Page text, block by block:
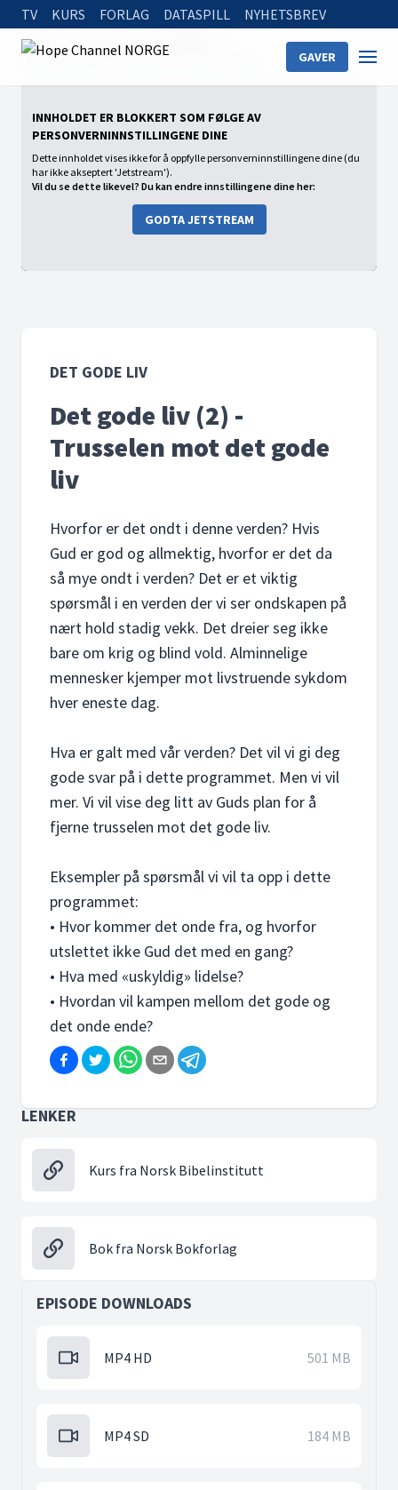
TV KURS FORLAG DATASPILL NYHETSBREV
GAVER
Home
Det gode liv (2) - Trusselen mot det gode liv
INNHOLDET ER BLOKKERT SOM FØLGE AV
PERSONVERNINNSTILLINGENE DINE
Dette innholdet vises ikke for å oppfylle personverninnstillingene dine (du
har ikke akseptert 'Jetstream').
Vil du se dette likevel? Du kan endre innstillingene dine her:
GODTA JETSTREAM
DET GODE LIV
Det gode liv (2) -
Trusselen mot det gode
liv
Hvorfor er det ondt i denne verden? Hvis
Gud er god og allmektig, hvorfor er det da
så mye ondt i verden? Det er et viktig
spørsmål i en verden der vi ser ondskapen på
nært hold stadig vekk. Det dreier seg ikke
bare om krig og blind vold. Alminnelige
mennesker kjemper mot livstruende sykdom
hver eneste dag.
Hva er galt med vår verden? Det vil vi gi deg
gode svar på i dette programmet. Men vi vil
mer. Vi vil vise deg litt av Guds plan for å
fjerne trusselen mot det gode liv.
Eksempler på spørsmål vi vil ta opp i dette
programmet:
• Hvor kommer det onde fra, og hvorfor
utslettet ikke Gud det med en gang?
• Hva med «uskyldig» lidelse?
• Hvordan vil kampen mellom det gode og
det onde ende?
LENKER
Kurs fra Norsk Bibelinstitutt
Bok fra Norsk Bokforlag
EPISODE DOWNLOADS
MP4 HD 501 MB
MP4 SD 184 MB